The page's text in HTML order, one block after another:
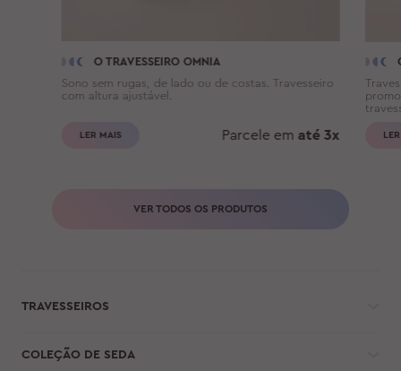
O TRAVESSEIRO OMNIA
Sono sem rugas, de lado ou de costas. Travesseiro
com altura ajustável.
LER MAIS Parcele em até 3x
VER TODOS OS PRODUTOS
TRAVESSEIROS
COLEÇÃO DE SEDA